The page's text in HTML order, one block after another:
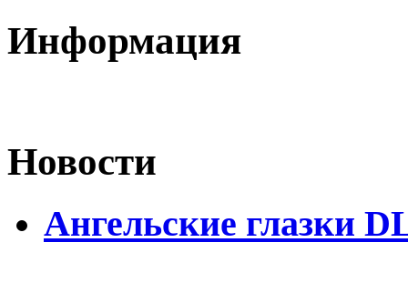
Информация
Новости
Ангельские глазки